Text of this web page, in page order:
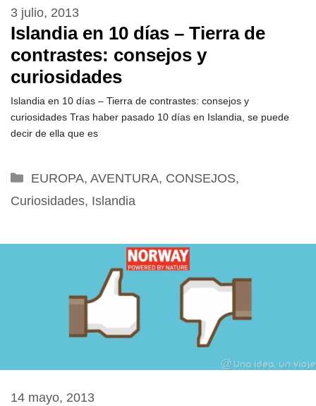
Islandia en 10 días – Tierra de
contrastes: consejos y
curiosidades
3 julio, 2013
Islandia en 10 días – Tierra de contrastes: consejos y
curiosidades Tras haber pasado 10 días en Islandia, se puede
decir de ella que es
Categorías
EUROPA, AVENTURA, CONSEJOS,
Curiosidades, Islandia
14 mayo, 2013